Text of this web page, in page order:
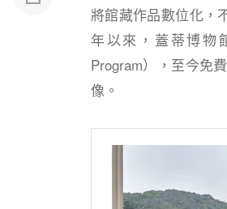
將館藏作品數位化，
年以來，蓋蒂博物
Program），至今免
像。